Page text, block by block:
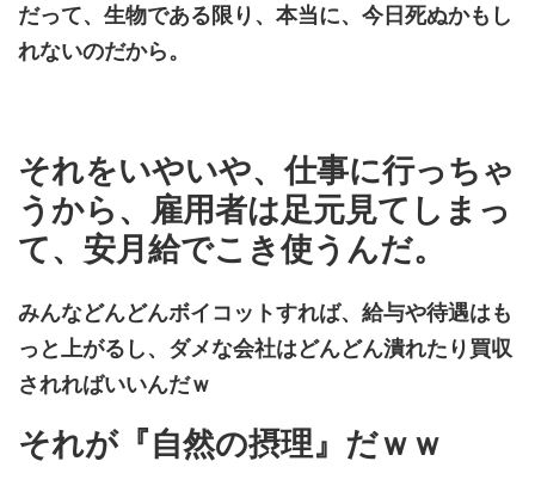
だって、生物である限り、本当に、今日死ぬかもし
れないのだから。
それをいやいや、仕事に行っちゃ
うから、雇用者は足元見てしまっ
て、安月給でこき使うんだ。
みんなどんどんボイコットすれば、給与や待遇はも
っと上がるし、ダメな会社はどんどん潰れたり買収
されればいいんだｗ
それが『自然の摂理』だｗｗ